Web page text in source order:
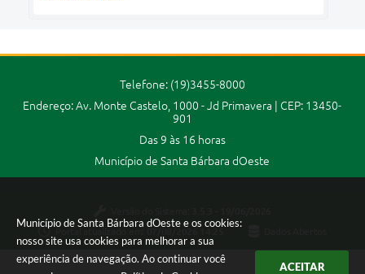
Município de Santa Bárbara dOeste e os cookies:
nosso site usa cookies para melhorar a sua
experiência de navegação. Ao continuar você
ACEITAR
Telefone: (19)3455-8000
Endereço: Av. Monte Castelo, 1000 - Jd Primavera | CEP: 13450-
901
Das 9 às 16 horas
Município de Santa Bárbara dOeste